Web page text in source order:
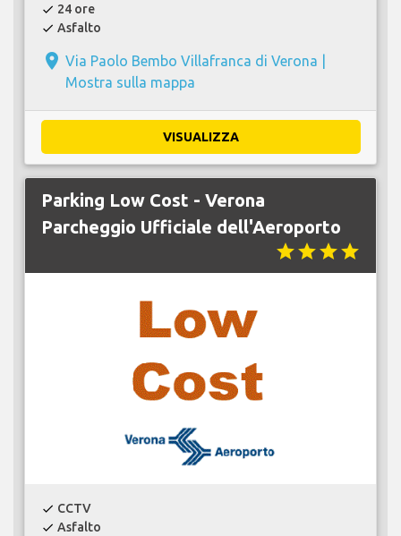
check 24 ore
check Asfalto
place Via Paolo Bembo Villafranca di Verona |
Mostra sulla mappa
VISUALIZZA
Parking Low Cost - Verona
Parcheggio Ufficiale dell'Aeroporto
starstarstarstar
check CCTV
check Asfalto